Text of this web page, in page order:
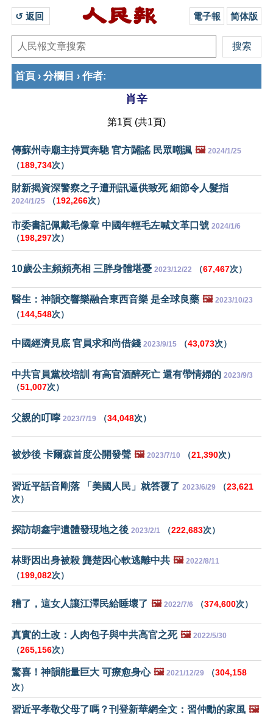
↺ 返回 電子報 简体版
首頁 › 分欄目 › 作者:
肖辛
第1頁 (共1頁)
傳蘇州寺廟主持買奔馳 官方闢謠 民眾嘲諷 🖼️ 2024/1/25
（189,734次）
財新揭資深警察之子遭刑訊逼供致死 細節令人髮指
2024/1/25 （192,266次）
市委書記佩戴毛像章 中國年輕毛左喊文革口號 2024/1/6
（198,297次）
10歲公主頻頻亮相 三胖身體堪憂 2023/12/22 （67,467次）
醫生：神韻交響樂融合東西音樂 是全球良藥 🖼️ 2023/10/23
（144,548次）
中國經濟見底 官員求和尚借錢 2023/9/15 （43,073次）
中共官員黨校培訓 有高官酒醉死亡 還有帶情婦的 2023/9/3
（51,007次）
父親的叮嚀 2023/7/19 （34,048次）
被炒後 卡爾森首度公開發聲 🖼️ 2023/7/10 （21,390次）
習近平話音剛落 「美國人民」就答覆了 2023/6/29 （23,621
次）
探訪胡鑫宇遺體發現地之後 2023/2/1 （222,683次）
林野因出身被殺 龔楚因心軟逃離中共 🖼️ 2022/8/11
（199,082次）
糟了，這女人讓江澤民給睡壞了 🖼️ 2022/7/6 （374,600次）
真實的土改：人肉包子與中共高官之死 🖼️ 2022/5/30
（265,156次）
驚喜！神韻能量巨大 可療愈身心 🖼️ 2021/12/29 （304,158
次）
習近平孝敬父母了嗎？刊登新華網全文：習仲勳的家風 🖼️